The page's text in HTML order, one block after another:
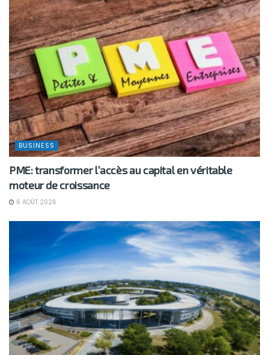
BUSINESS
PME: transformer l’accès au capital en véritable
moteur de croissance
6 AOÛT 2026